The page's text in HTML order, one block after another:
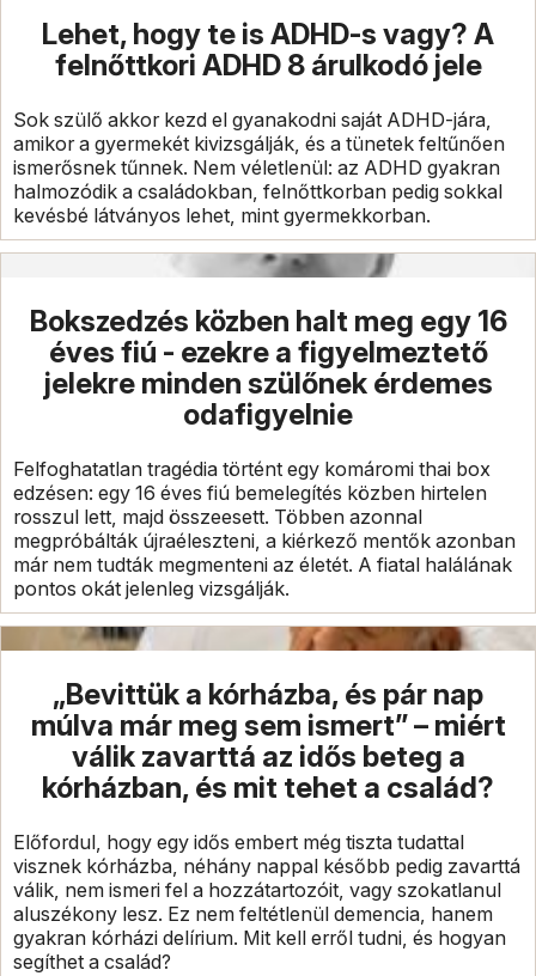
Lehet, hogy te is ADHD-s vagy? A
felnőttkori ADHD 8 árulkodó jele
Sok szülő akkor kezd el gyanakodni saját ADHD-jára,
amikor a gyermekét kivizsgálják, és a tünetek feltűnően
ismerősnek tűnnek. Nem véletlenül: az ADHD gyakran
halmozódik a családokban, felnőttkorban pedig sokkal
kevésbé látványos lehet, mint gyermekkorban.
Bokszedzés közben halt meg egy 16
éves fiú - ezekre a figyelmeztető
jelekre minden szülőnek érdemes
odafigyelnie
Felfoghatatlan tragédia történt egy komáromi thai box
edzésen: egy 16 éves fiú bemelegítés közben hirtelen
rosszul lett, majd összeesett. Többen azonnal
megpróbálták újraéleszteni, a kiérkező mentők azonban
már nem tudták megmenteni az életét. A fiatal halálának
pontos okát jelenleg vizsgálják.
„Bevittük a kórházba, és pár nap
múlva már meg sem ismert” – miért
válik zavarttá az idős beteg a
kórházban, és mit tehet a család?
Előfordul, hogy egy idős embert még tiszta tudattal
visznek kórházba, néhány nappal később pedig zavarttá
válik, nem ismeri fel a hozzátartozóit, vagy szokatlanul
aluszékony lesz. Ez nem feltétlenül demencia, hanem
gyakran kórházi delírium. Mit kell erről tudni, és hogyan
segíthet a család?